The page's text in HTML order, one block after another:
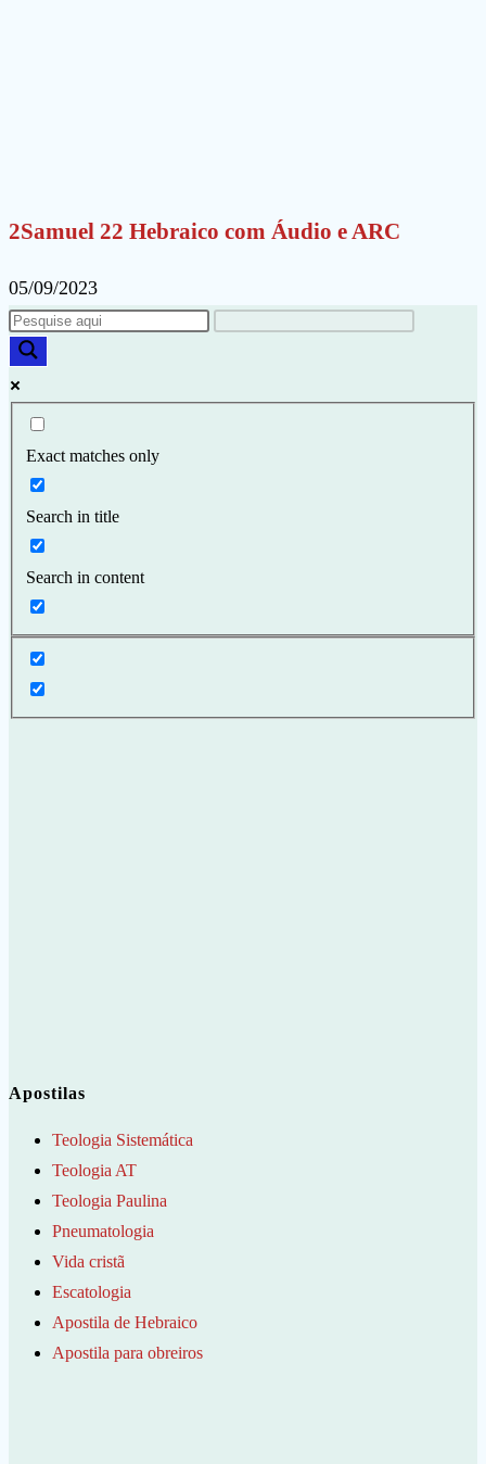
2Samuel 22 Hebraico com Áudio e ARC
05/09/2023
Exact matches only
Search in title
Search in content
Apostilas
Teologia Sistemática
Teologia AT
Teologia Paulina
Pneumatologia
Vida cristã
Escatologia
Apostila de Hebraico
Apostila para obreiros